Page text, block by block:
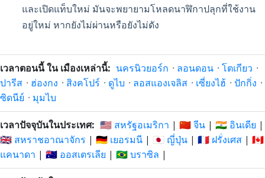
และเปิดแท็บใหม่ มันจะพยายามโหลดนาฬิกาปลุกที่ใช้งาน
อยู่ใหม่ หากยังไม่ผ่านหรือยังไม่ดัง
เวลาตอนนี้ ใน เมืองเหล่านี้: นครนิวยอร์ก · ลอนดอน · โตเกียว ·
ปารีส · ฮ่องกง · สิงคโปร์ · ดูไบ · ลอสแองเจลิส · เซี่ยงไฮ้ · ปักกิ่ง ·
ซิดนีย์ · มุมไบ
เวลาปัจจุบันในประเทศ: 🇺🇸 สหรัฐอเมริกา | 🇨🇳 จีน | 🇮🇳 อินเดีย |
🇬🇧 สหราชอาณาจักร | 🇩🇪 เยอรมนี | 🇯🇵 ญี่ปุ่น | 🇫🇷 ฝรั่งเศส | 🇨🇦
แคนาดา | 🇦🇺 ออสเตรเลีย | 🇧🇷 บราซิล |